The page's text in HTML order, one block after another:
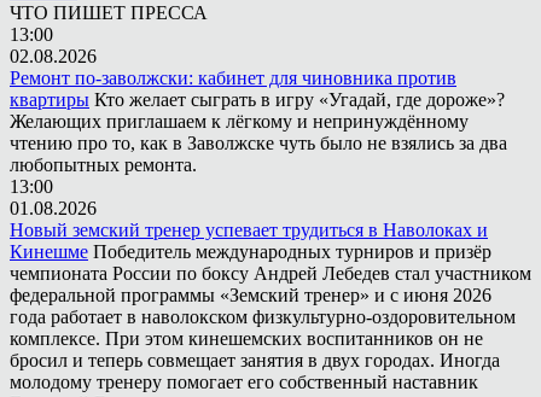
ЧТО ПИШЕТ ПРЕССА
13:00
02.08.2026
Ремонт по-заволжски: кабинет для чиновника против
квартиры Кто желает сыграть в игру «Угадай, где дороже»?
Желающих приглашаем к лёгкому и непринуждённому
чтению про то, как в Заволжске чуть было не взялись за два
любопытных ремонта.
13:00
01.08.2026
Новый земский тренер успевает трудиться в Наволоках и
Кинешме Победитель международных турниров и призёр
чемпионата России по боксу Андрей Лебедев стал участником
федеральной программы «Земский тренер» и с июня 2026
года работает в наволокском физкультурно-оздоровительном
комплексе. При этом кинешемских воспитанников он не
бросил и теперь совмещает занятия в двух городах. Иногда
молодому тренеру помогает его собственный наставник